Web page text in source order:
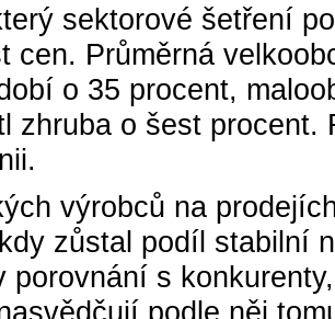
sektorové šetření
cen. Průměrná
o 35 procent,
zhruba o šest
výrobců na
zůstal podíl stabilní
porovnání s
podle něj